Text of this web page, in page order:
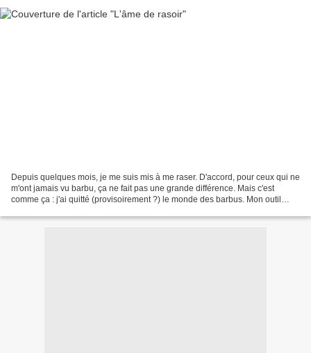
Depuis quelques mois, je me suis mis à me raser. D'accord, pour ceux qui ne
m'ont jamais vu barbu, ça ne fait pas une grande différence. Mais c'est
comme ça : j'ai quitté (provisoirement ?) le monde des barbus. Mon outil